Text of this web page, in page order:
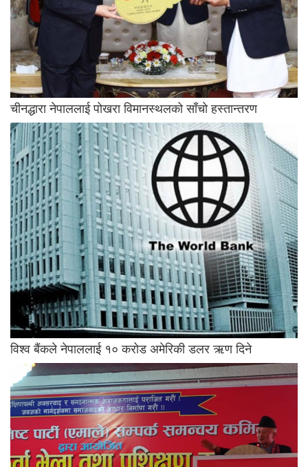
चीनद्धारा नेपाललाई पोखरा विमानस्थलको साँचो हस्तान्तरण
विश्व बैंकले नेपाललाई १० करोड अमेरिकी डलर ऋण दिने